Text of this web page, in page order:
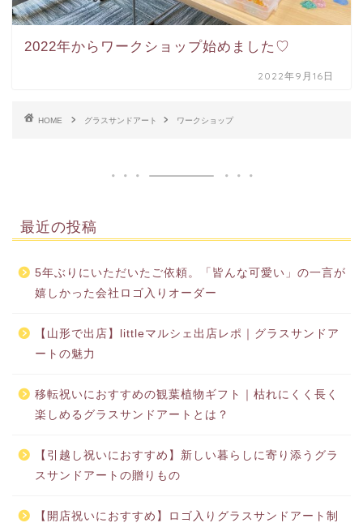
2022年からワークショップ始めました♡
2022年9月16日
HOME グラスサンドアート ワークショップ
最近の投稿
5年ぶりにいただいたご依頼。「皆んな可愛い」の一言が
嬉しかった会社ロゴ入りオーダー
【山形で出店】littleマルシェ出店レポ｜グラスサンドア
ートの魅力
移転祝いにおすすめの観葉植物ギフト｜枯れにくく長く
楽しめるグラスサンドアートとは？
【引越し祝いにおすすめ】新しい暮らしに寄り添うグラ
スサンドアートの贈りもの
【開店祝いにおすすめ】ロゴ入りグラスサンドアート制